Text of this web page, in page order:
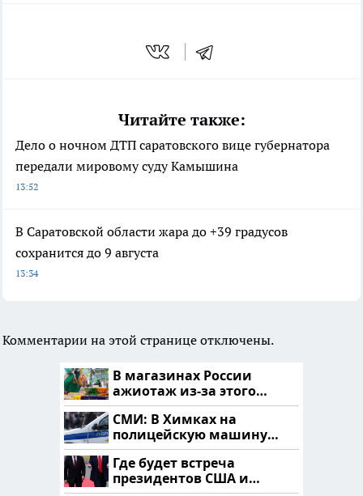
Читайте также:
Дело о ночном ДТП саратовского вице губернатора
передали мировому суду Камышина
13:52
В Саратовской области жара до +39 градусов
сохранится до 9 августа
13:34
Комментарии на этой странице отключены.
В магазинах России
ажиотаж из-за этого
продукта: что купить?
СМИ: В Химках на
полицейскую машину
напали и подожгли.
Где будет встреча
президентов США и